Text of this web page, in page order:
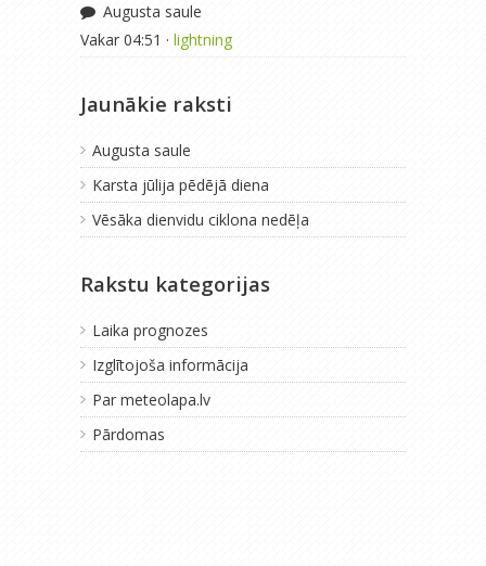
Augusta saule
Vakar 04:51 · lightning
Jaunākie raksti
Augusta saule
Karsta jūlija pēdējā diena
Vēsāka dienvidu ciklona nedēļa
Rakstu kategorijas
Laika prognozes
Izglītojoša informācija
Par meteolapa.lv
Pārdomas